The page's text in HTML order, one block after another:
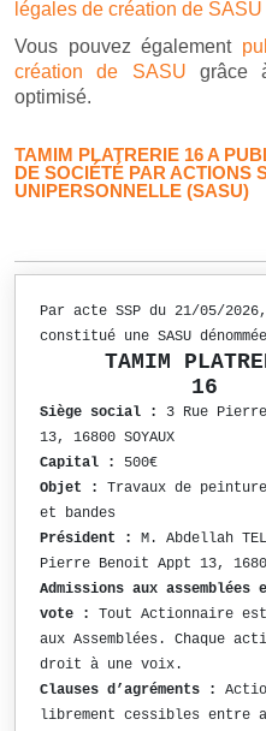
légales de création de SASU
Vous pouvez également
création de SASU grâce
optimisé.
TAMIM PLATRERIE 16 A
DE SOCIÉTÉ PAR ACTIONS
UNIPERSONNELLE (SASU)
Par acte SSP du 21/05/
constitué une SASU
TAMIM
16
Siège social :
3 Rue
13, 16800 SOYAUX
Capital :
500€
Objet :
Travaux de
et bandes
Président :
M. Abdellah
Pierre Benoit Appt 13, 16800
Admissions aux
vote : Tout Actionnaire est
aux Assemblées. Chaque
droit à une voix.
Clauses d’agréments :
librement cessibles entre